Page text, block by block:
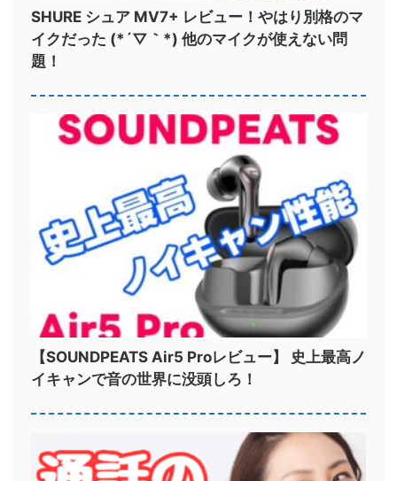
SHURE シュア MV7+ レビュー！やはり別格のマ
イクだった (*´▽｀*) 他のマイクが使えない問
題！
【SOUNDPEATS Air5 Proレビュー】 史上最高ノ
イキャンで音の世界に没頭しろ！